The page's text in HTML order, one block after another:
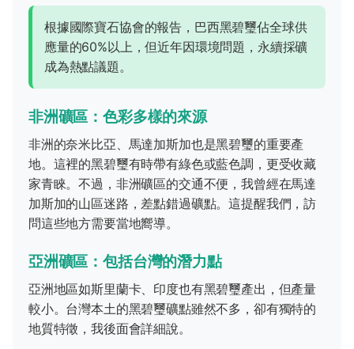
根據國際寶石協會的報告，巴西黑碧璽佔全球供
應量的60%以上，但近年因環境問題，永續採礦
成為熱點議題。
非洲礦區：色彩多樣的來源
非洲的奈米比亞、馬達加斯加也是黑碧璽的重要產
地。這裡的黑碧璽有時帶有綠色或藍色調，更受收藏
家青睞。不過，非洲礦區的交通不便，我曾經在馬達
加斯加的山區迷路，差點錯過礦點。這提醒我們，訪
問這些地方需要當地嚮導。
亞洲礦區：包括台灣的潛力點
亞洲地區如斯里蘭卡、印度也有黑碧璽產出，但產量
較小。台灣本土的黑碧璽礦點雖然不多，卻有獨特的
地質特徵，我後面會詳細說。